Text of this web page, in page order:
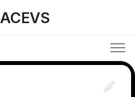
ACEVS